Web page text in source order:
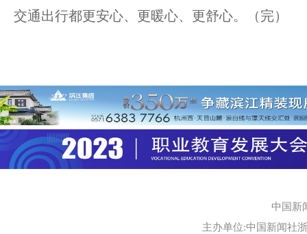
交通出行都更安心、更暖心、更舒心。（完）
中国新
主办单位:中国新闻社